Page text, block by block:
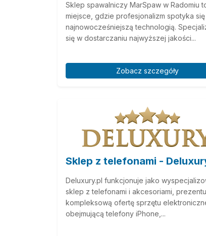
Sklep spawalniczy MarSpaw w Radomiu
miejsce, gdzie profesjonalizm spotyka
najnowocześniejszą technologią.
się w dostarczaniu najwyższej jakości...
Zobacz szczegóły
Sklep z telefonami -
Deluxury.pl funkcjonuje jako
sklep z telefonami i akcesoriami,
kompleksową ofertę sprzętu
obejmującą telefony iPhone,...